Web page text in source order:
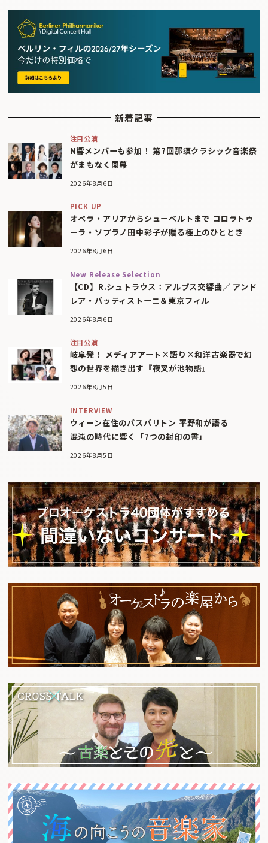
新着記事
注目公演
N響メンバーも参加！ 第7回那須クラシック音楽祭
がまもなく開幕
2026年8月6日
PICK UP
オペラ・アリアからシューベルトまで コロラトゥ
ーラ・ソプラノ田中彩子が贈る極上のひととき
2026年8月6日
New Release Selection
【CD】R.シュトラウス：アルプス交響曲／ アンド
レア・バッティストーニ＆東京フィル
2026年8月6日
注目公演
岐阜発！ メディアアート×語り×和洋古楽器で幻
想の世界を描き出す『夜叉が池物語』
2026年8月5日
INTERVIEW
ウィーン在住のバスバリトン 平野和が語る
混沌の時代に響く「7つの封印の書」
2026年8月5日